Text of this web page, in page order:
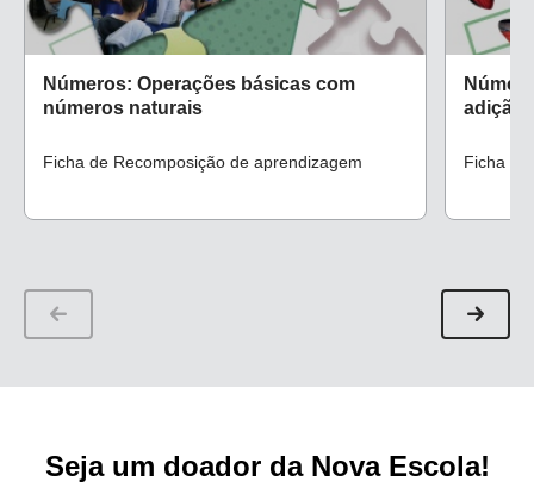
Números: Operações básicas com
números naturais
Ficha de Recomposição de aprendizagem
adição
Ficha
Seja um doador da Nova Escola!